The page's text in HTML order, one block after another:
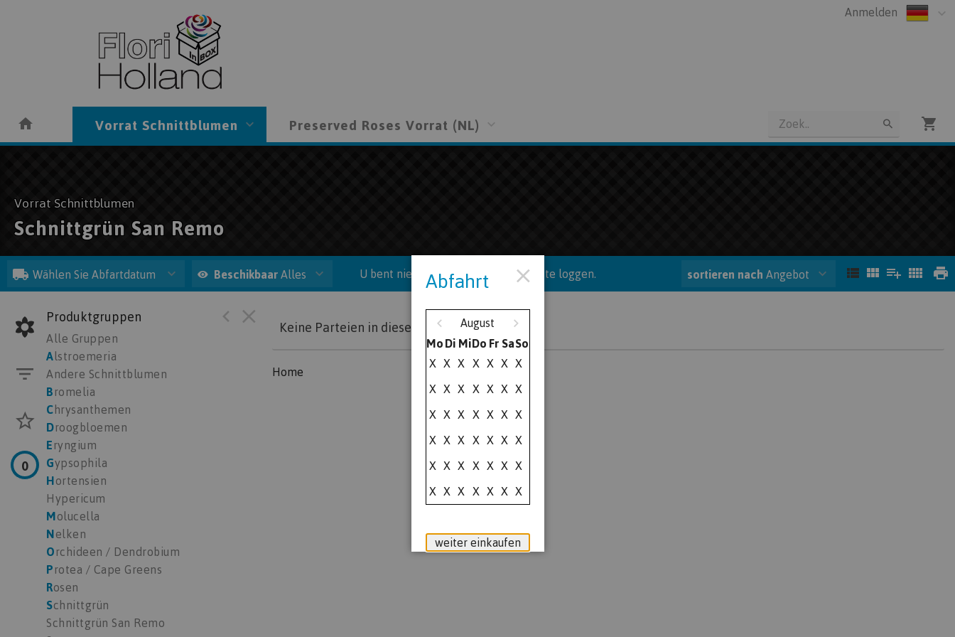
Anmelden
Vorrat Schnittblumen Preserved Roses Vorrat (NL)
Vorrat Schnittblumen
Schnittgrün San Remo
Wählen Sie Abfartdatum Beschikbaar Alles U bent niet ingelogd. Klik hier om in te loggen. sortieren nach Angebot
0
Produktgruppen
Alle Gruppen
Alstroemeria
Andere Schnittblumen
B romelia
C hrysanthemen
Droogbloemen
E ryngium
Gypsophila
Hortensien
Hypericum
Molucella
Nelken
O rchideen / Dendrobium
P rotea / Cape Greens
Rosen
Schnittgrün
Schnittgrün San Remo
Keine Parteien in dieser Gruppe.
Home
Abfahrt
August
Mo Di MiDo Fr SaSo
X X X X X X X
X X X X X X X
X X X X X X X
X X X X X X X
X X X X X X X
X X X X X X X
weiter einkaufen